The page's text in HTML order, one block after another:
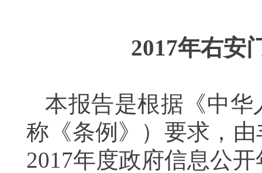
2017年右安
本报告是根据《中
称《条例》）要求 ，
2017年度政府信息公